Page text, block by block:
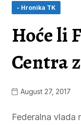
- Hronika TK
Hoće li
Centra
August 27, 2017
Federalna